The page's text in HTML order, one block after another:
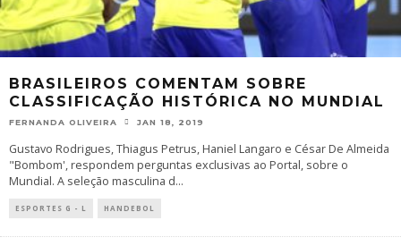
BRASILEIROS COMENTAM SOBRE
CLASSIFICAÇÃO HISTÓRICA NO MUNDIAL
FERNANDA OLIVEIRA JAN 18, 2019
Gustavo Rodrigues, Thiagus Petrus, Haniel Langaro e César De Almeida
"Bombom', respondem perguntas exclusivas ao Portal, sobre o
Mundial. A seleção masculina d...
ESPORTES G - L HANDEBOL